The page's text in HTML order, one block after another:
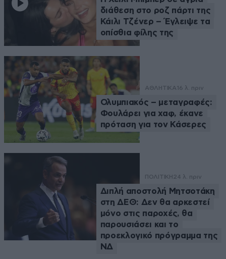
διάθεση στο ροζ πάρτι της
Κάιλι Τζένερ – Έγλειψε τα
οπίσθια φίλης της
ΑΘΛΗΤΙΚΑ 16 λ. πριν
Ολυμπιακός – μεταγραφές:
Φουλάρει για χαφ, έκανε
πρόταση για τον Κάσερες
ΠΟΛΙΤΙΚΗ24 λ. πριν
Διπλή αποστολή Μητσοτάκη
στη ΔΕΘ: Δεν θα αρκεστεί
μόνο στις παροχές, θα
παρουσιάσει και το
προεκλογικό πρόγραμμα της
ΝΔ